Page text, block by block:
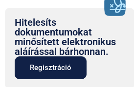
Hitelesíts
dokumentumokat
minősített elektronikus
aláírással bárhonnan.
Regisztráció